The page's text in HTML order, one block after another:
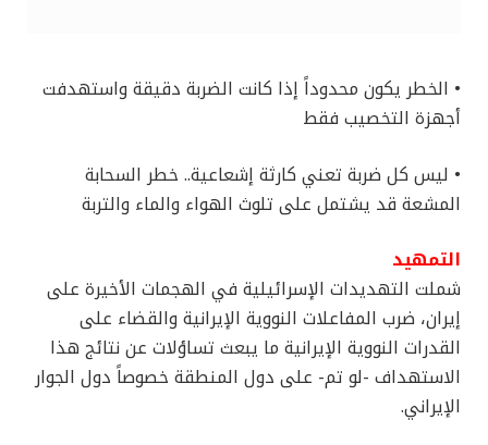
• الخطر يكون محدوداً إذا كانت الضربة دقيقة واستهدفت
أجهزة التخصيب فقط
• ليس كل ضربة تعني كارثة إشعاعية.. خطر السحابة
المشعة قد يشتمل على تلوث الهواء والماء والتربة
التمهيد
شملت التهديدات الإسرائيلية في الهجمات الأخيرة على
إيران، ضرب المفاعلات النووية الإيرانية والقضاء على
القدرات النووية الإيرانية ما يبعث تساؤلات عن نتائج هذا
الاستهداف -لو تم- على دول المنطقة خصوصاً دول الجوار
الإيراني.